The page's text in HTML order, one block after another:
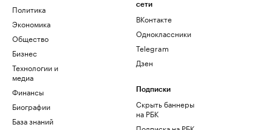
Политика
Экономика
Общество
Бизнес
Технологии и
медиа
Финансы
Биографии
База знаний
сети
ВКонтакте
Одноклассники
Telegram
Дзен
Подписки
Скрыть баннеры
на РБК